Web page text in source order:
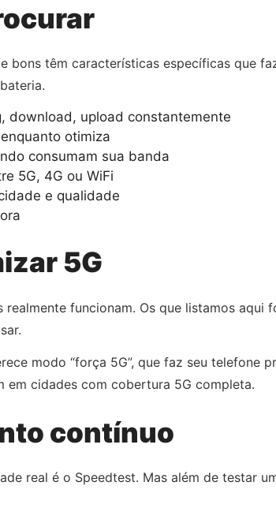
bons têm características específicas que
download, upload constantemente
otimiza
consumam sua banda
5G, 4G ou WiFi
e qualidade
5G
funcionam. Os que listamos
modo “força 5G”, que faz seu telefone
em cidades com cobertura 5G completa.
contínuo
real é o Speedtest. Mas além de testar